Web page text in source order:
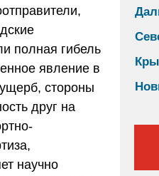
полная гибель
явление в
стороны
друг на
научно